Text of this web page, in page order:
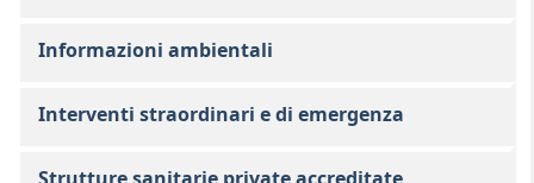
Informazioni ambientali
Interventi straordinari e di emergenza